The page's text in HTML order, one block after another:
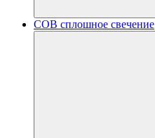
COB сплошное свечение